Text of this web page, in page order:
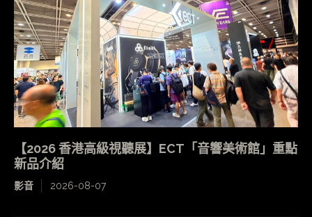
【2026 香港高級視聽展】ECT「音響美術館」重點
新品介紹
影音 2026-08-07